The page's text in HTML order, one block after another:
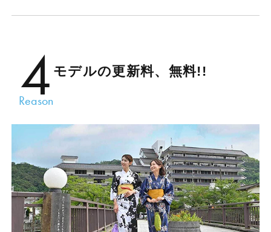
Reason
4 モデルの更新料、無料!!